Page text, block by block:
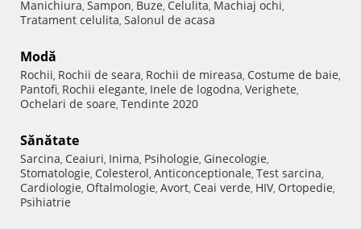
Manichiura, Sampon, Buze, Celulita, Machiaj ochi,
Tratament celulita, Salonul de acasa
Modă
Rochii, Rochii de seara, Rochii de mireasa, Costume de baie,
Pantofi, Rochii elegante, Inele de logodna, Verighete,
Ochelari de soare, Tendinte 2020
Sănătate
Sarcina, Ceaiuri, Inima, Psihologie, Ginecologie,
Stomatologie, Colesterol, Anticonceptionale, Test sarcina,
Cardiologie, Oftalmologie, Avort, Ceai verde, HIV, Ortopedie,
Psihiatrie